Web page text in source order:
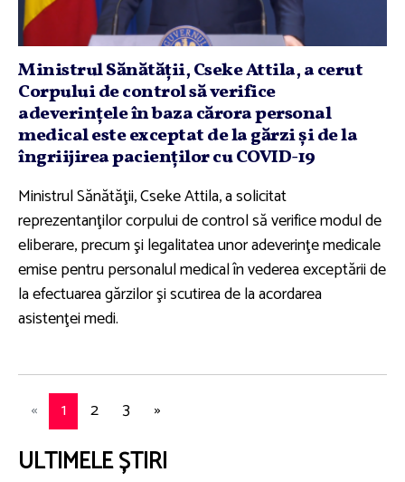
Ministrul Sănătăţii, Cseke Attila, a cerut
Corpului de control să verifice
adeverinţele în baza cărora personal
medical este exceptat de la gărzi şi de la
îngriijirea pacienţilor cu COVID-19
Ministrul Sănătăţii, Cseke Attila, a solicitat
reprezentanţilor corpului de control să verifice modul de
eliberare, precum şi legalitatea unor adeverinţe medicale
emise pentru personalul medical în vederea exceptării de
la efectuarea gărzilor şi scutirea de la acordarea
asistenţei medi.
« 1 2 3 »
ULTIMELE ȘTIRI